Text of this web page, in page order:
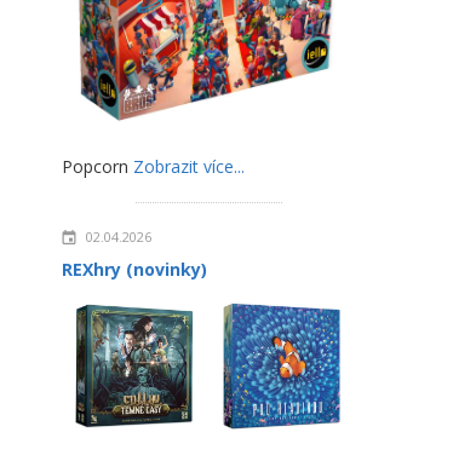
Popcorn Zobrazit více...
02.04.2026
REXhry (novinky)